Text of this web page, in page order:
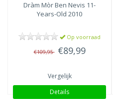
Dràm MòrBen Nevis 11-
Years-Old 2010
Op voorraad
€109,95 €89,99
Vergelijk
Details